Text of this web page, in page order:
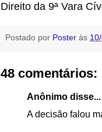
Direito da 9ª Vara
Postado por Poster às
48 comentários:
Anônimo disse...
A decisão falou